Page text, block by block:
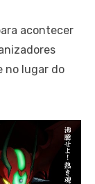
acontecer
no lugar do